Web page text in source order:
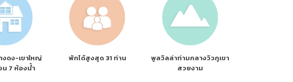
ดง-เขาใหญ่
7 ห้องน้ำ
พักได้สูงสุด 31 ท่าน
พูลวิลล่าท่ามกลางวิวภูเขา
สวยงาม